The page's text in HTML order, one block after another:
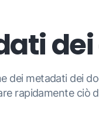
dei metadati dei
rapidamente ciò